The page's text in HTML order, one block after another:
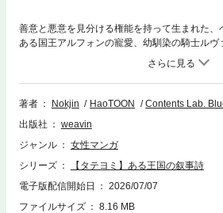
善意と悪意を見分ける権能を持って生まれた
ある国王アルフォンの寵愛、幼馴染の騎士ルヴ
の献身……それらが彼女を守るはずだった。だ
狂い出す。忍び寄る巨悪の影、消え失せたエリ
リアは自らも闇に染まる道を選んだ。 いつし
なる。「稀代の悪女」。王国一傲慢で強欲な女
明かせば、巨悪の矛先はルヴァンに向いてしま
は、私が守り抜く」孤独な道でも、私の世界が
ける。
著者 Nokjin HaoTOON
Contents Lab.
出版社
weavin
ジャンル
女性マンガ
シリーズ
【タテヨミ】ある王国の叙事詩
電子版配信開始日
2026/07/07
ファイルサイズ
8.16 MB